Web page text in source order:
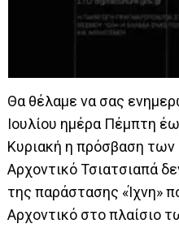
Θα θέλαμε να σας
Ιουλίου ημέρα Πέμπτη
Κυριακή η πρόσβαση
Αρχοντικό Τσιατσιαπά
της παράστασης «Ίχνη»
Αρχοντικό στο πλαίσιο